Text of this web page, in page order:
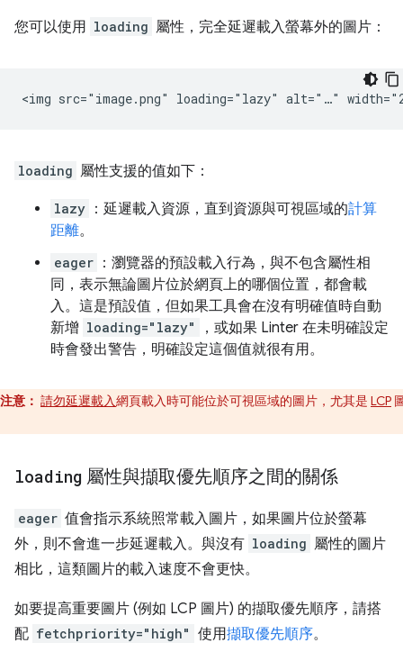
您可以使用 loading 屬性，完全延遲載入螢幕外的圖片：
loading 屬性支援的值如下：
lazy ：延遲載入資源，直到資源與可視區域的計算
距離。
eager ：瀏覽器的預設載入行為，與不包含屬性相
同，表示無論圖片位於網頁上的哪個位置，都會載
入。這是預設值，但如果工具會在沒有明確值時自動
新增 loading="lazy"
，或如果 Linter 在未明確設定
時會發出警告，明確設定這個值就很有用。
注意： 請勿延遲載入網頁載入時可能位於可視區域的圖片，尤其是 LCP
loading 屬性與擷取優先順序之間的關係
eager 值會指示系統照常載入圖片，如果圖片位於螢幕
外，則不會進一步延遲載入。與沒有 loading 屬性的圖片
相比，這類圖片的載入速度不會更快。
如要提高重要圖片 (例如 LCP 圖片) 的擷取優先順序，請搭
配 fetchpriority="high" 使用擷取優先順序。